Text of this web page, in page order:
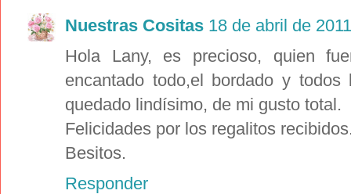
Nuestras Cositas 18 de abril de
Hola Lany, es precioso, quien
encantado todo,el bordado y
quedado lindísimo, de mi gusto total.
Felicidades por los regalitos
Besitos.
Responder